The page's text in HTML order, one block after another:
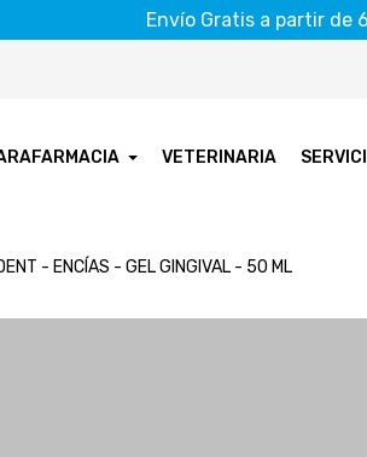
Envío Gratis a partir de
VETERINARIA
- ENCÍAS - GEL GINGIVAL - 50 ML